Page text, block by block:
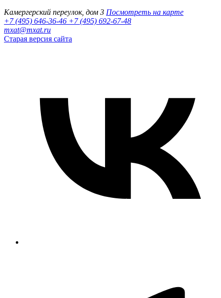
Камергерский переулок, дом 3 Посмотреть на карте
+7 (495) 646-36-46 +7 (495) 692-67-48‬
mxat@mxat.ru
Старая версия сайта